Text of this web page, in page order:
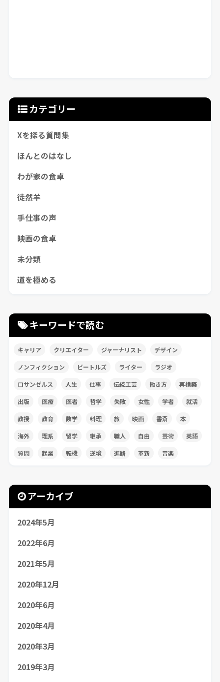
カテゴリー
Xを探る質問集
ほんとのはなし
わが家の食卓
徒然羊
手仕事の声
映画の食卓
未分類
道を極める
キーワードで読む
キャリア クリエイター ジャーナリスト デザイン
ノンフィクション ビートルズ ライター ラジオ
ロサンゼルス 人生 仕事 伝統工芸 働き方 再構築
出版 医療 医者 哲学 失敗 女性 学者 就活
教授 教育 数学 料理 旅 映画 書斎 本
海外 理系 留学 継承 職人 自由 芸術 英語
質問 起業 転機 逆境 進路 革新 音楽
アーカイブ
2024年5月
2022年6月
2021年5月
2020年12月
2020年6月
2020年4月
2020年3月
2019年3月